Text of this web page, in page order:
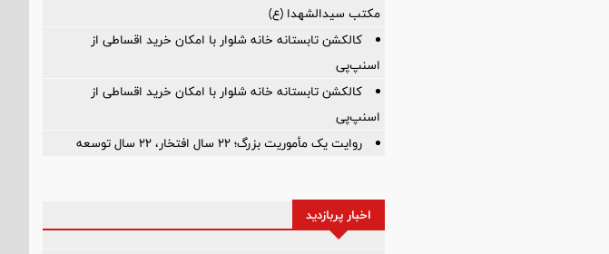
مکتب سیدالشهدا (ع)
کالکشن تابستانه خانه شلوار با امکان خرید اقساطی از
اسنپ‌پی
کالکشن تابستانه خانه شلوار با امکان خرید اقساطی از
اسنپ‌پی
روایت یک مأموریت بزرگ؛ ۲۲ سال افتخار، ۲۲ سال توسعه
اخبار پربازدید